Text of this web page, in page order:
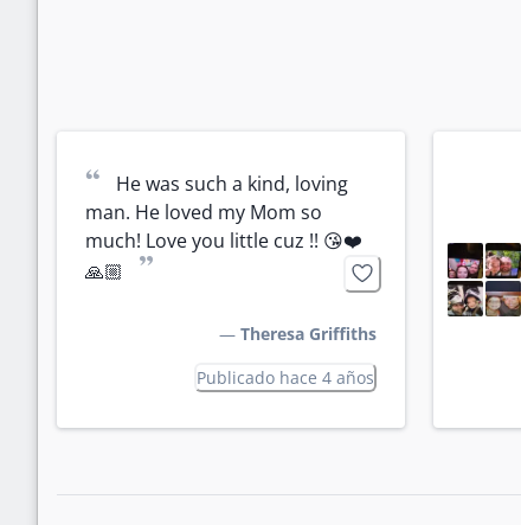
“
He was such a kind, loving
man. He loved my Mom so
much! Love you little cuz !! 😘❤️
🙏🏼
”
— Theresa Griffiths
Publicado hace 4 años